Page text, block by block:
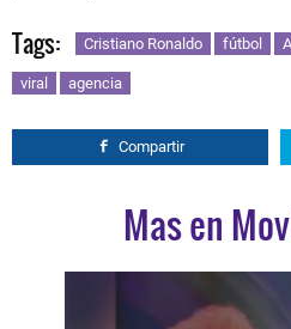
Tags: Cristiano Ronaldo fútbol
viral agencia
Compartir
Mas en